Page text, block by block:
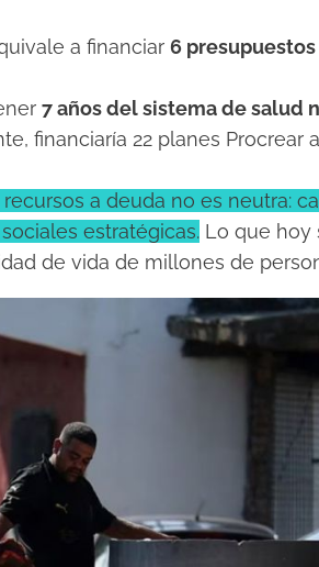
a financiar 6
7 años del sistema de salud
financiaría 22 planes Procrear
a deuda no es neutra:
estratégicas. Lo que hoy
de vida de millones de